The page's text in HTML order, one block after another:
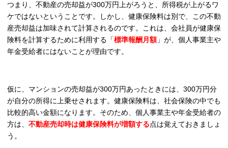
つまり、不動産の売却益が300万円上がろうと、所得税が上がるワ
ケではないということです。しかし、健康保険料は別で、この不動
産売却益は加味されて計算されるのです。これは、会社員が健康保
険料を計算するために利用する「標準報酬月額」が、個人事業主や
年金受給者にはないことが理由です。
仮に、マンションの売却益が300万円あったときには、300万円分
が自分の所得に上乗せされます。健康保険料は、社会保険の中でも
比較的高い金額になります。そのため、個人事業主や年金受給者の
方は、 不動産売却時は健康保険料が増額する点は覚えておきましょ
う。